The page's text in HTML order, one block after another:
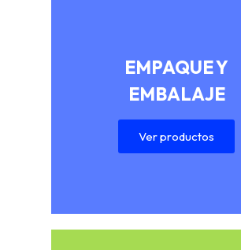
EMPAQUE Y
EMBALAJE
Ver productos